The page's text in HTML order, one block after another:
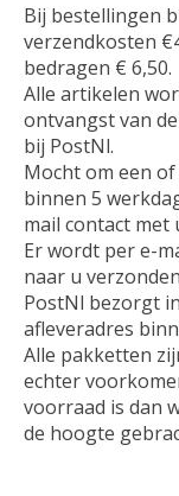
Bij bestellingen
verzendkosten
bedragen € 6,50.
Alle artikelen
ontvangst van
bij PostNl.
Mocht om een
binnen 5
mail contact met
Er wordt per e-
naar u
PostNl bezorgt
afleveradres
Alle pakketten
echter
voorraad is dan
de hoogte